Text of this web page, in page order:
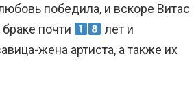
победила, и вскоре Витас
почти
лет и
жена артиста, а также их